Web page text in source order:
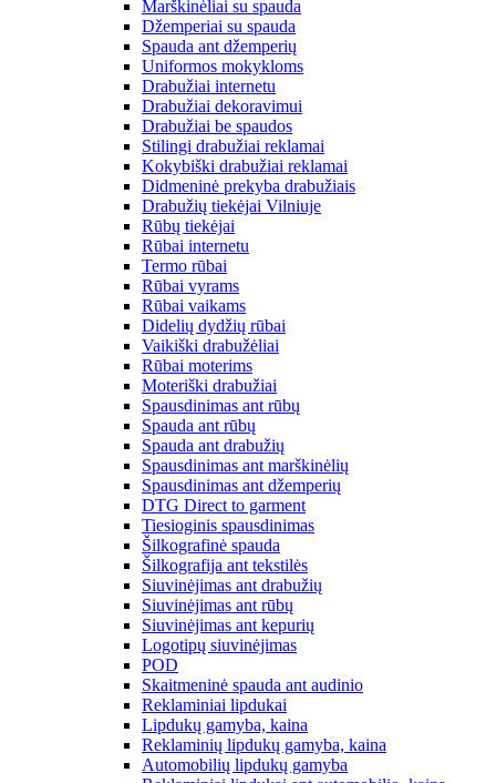
Marškinėliai su spauda
Džemperiai su spauda
Spauda ant džemperių
Uniformos mokykloms
Drabužiai internetu
Drabužiai dekoravimui
Drabužiai be spaudos
Stilingi drabužiai reklamai
Kokybiški drabužiai reklamai
Didmeninė prekyba drabužiais
Drabužių tiekėjai Vilniuje
Rūbų tiekėjai
Rūbai internetu
Termo rūbai
Rūbai vyrams
Rūbai vaikams
Didelių dydžių rūbai
Vaikiški drabužėliai
Rūbai moterims
Moteriški drabužiai
Spausdinimas ant rūbų
Spauda ant rūbų
Spauda ant drabužių
Spausdinimas ant marškinėlių
Spausdinimas ant džemperių
DTG Direct to garment
Tiesioginis spausdinimas
Šilkografinė spauda
Šilkografija ant tekstilės
Siuvinėjimas ant drabužių
Siuvinėjimas ant rūbų
Siuvinėjimas ant kepurių
Logotipų siuvinėjimas
POD
Skaitmeninė spauda ant audinio
Reklaminiai lipdukai
Lipdukų gamyba, kaina
Reklaminių lipdukų gamyba, kaina
Automobilių lipdukų gamyba